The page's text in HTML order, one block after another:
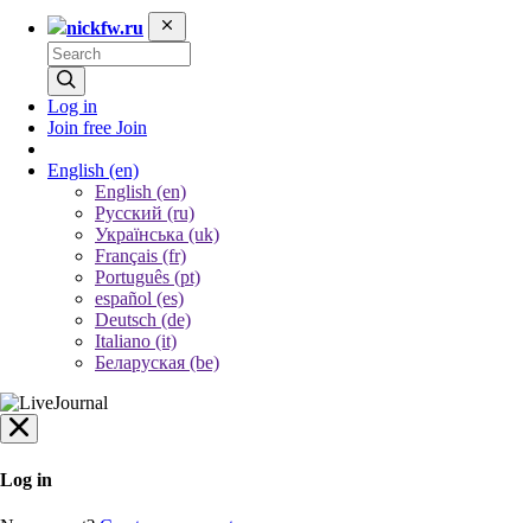
nickfw.ru
Log in
Join free Join
English (en)
English (en)
Русский (ru)
Українська (uk)
Français (fr)
Português (pt)
español (es)
Deutsch (de)
Italiano (it)
Беларуская (be)
Log in